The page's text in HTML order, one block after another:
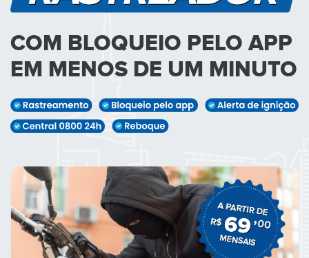
COM BLOQUEIO PELO APP
EM MENOS DE UM MINUTO